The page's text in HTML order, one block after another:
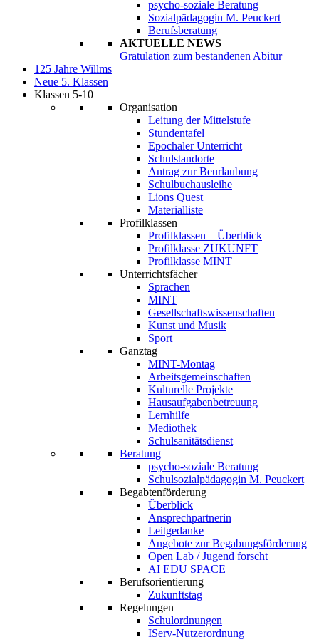
psycho-soziale Beratung
Sozialpädagogin M. Peuckert
Berufsberatung
AKTUELLE NEWS
Gratulation zum bestandenen Abitur
125 Jahre Willms
Neue 5. Klassen
Klassen 5-10
Organisation
Leitung der Mittelstufe
Stundentafel
Epochaler Unterricht
Schulstandorte
Antrag zur Beurlaubung
Schulbuchausleihe
Lions Quest
Materialliste
Profilklassen
Profilklassen – Überblick
Profilklasse ZUKUNFT
Profilklasse MINT
Unterrichtsfächer
Sprachen
MINT
Gesellschaftswissenschaften
Kunst und Musik
Sport
Ganztag
MINT-Montag
Arbeitsgemeinschaften
Kulturelle Projekte
Hausaufgabenbetreuung
Lernhilfe
Mediothek
Schulsanitätsdienst
Beratung
psycho-soziale Beratung
Schulsozialpädagogin M. Peuckert
Begabtenförderung
Überblick
Ansprechpartnerin
Leitgedanke
Angebote zur Begabungsförderung
Open Lab / Jugend forscht
AI EDU SPACE
Berufsorientierung
Zukunftstag
Regelungen
Schulordnungen
IServ-Nutzerordnung